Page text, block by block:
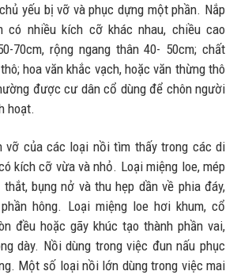
yếu bị vỡ và phục dựng một phần. Nắp
có nhiều kích cỡ khác nhau, chiều cao
70cm, rộng ngang thân 40- 50cm; chất
hoa văn khắc vạch, hoặc văn thừng thô
được cư dân cổ dùng để chôn người
hoạt.
vỡ của các loại nồi tìm thấy trong các di
kích cỡ vừa và nhỏ. Loại miệng loe, mép
bụng nở và thu hẹp dần về phia đáy,
hông. Loại miệng loe hơi khum, cổ
đều hoặc gãy khúc tạo thành phần vai,
dày. Nồi dùng trong việc đun nấu phục
Một số loại nồi lớn dùng trong việc mai